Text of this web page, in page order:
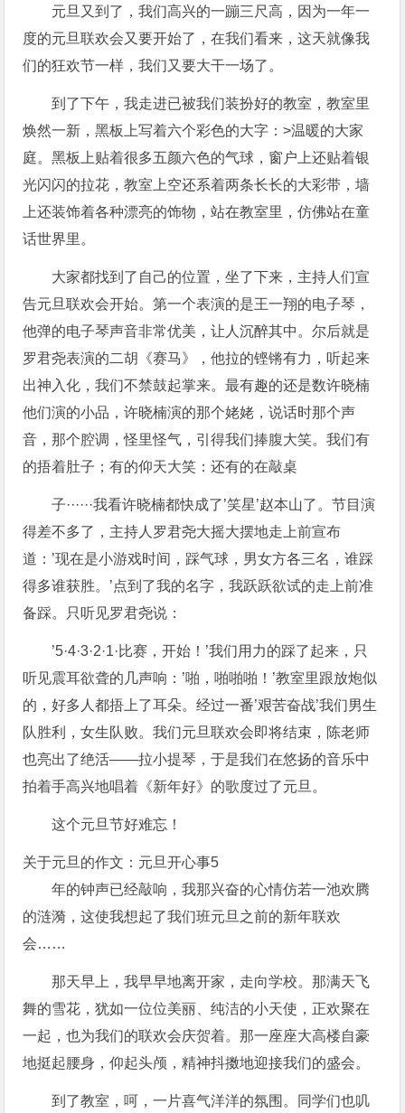
元旦又到了，我们高兴的一蹦三尺高，因为一年一
度的元旦联欢会又要开始了，在我们看来，这天就像我
们的狂欢节一样，我们又要大干一场了。
到了下午，我走进已被我们装扮好的教室，教室里
焕然一新，黑板上写着六个彩色的大字：>温暖的大家
庭。黑板上贴着很多五颜六色的气球，窗户上还贴着银
光闪闪的拉花，教室上空还系着两条长长的大彩带，墙
上还装饰着各种漂亮的饰物，站在教室里，仿佛站在童
话世界里。
大家都找到了自己的位置，坐了下来，主持人们宣
告元旦联欢会开始。第一个表演的是王一翔的电子琴，
他弹的电子琴声音非常优美，让人沉醉其中。尔后就是
罗君尧表演的二胡《赛马》，他拉的铿锵有力，听起来
出神入化，我们不禁鼓起掌来。最有趣的还是数许晓楠
他们演的小品，许晓楠演的那个姥姥，说话时那个声
音，那个腔调，怪里怪气，引得我们捧腹大笑。我们有
的捂着肚子；有的仰天大笑：还有的在敲桌
子······我看许晓楠都快成了’笑星’赵本山了。节目演
得差不多了，主持人罗君尧大摇大摆地走上前宣布
道：’现在是小游戏时间，踩气球，男女方各三名，谁踩
得多谁获胜。’点到了我的名字，我跃跃欲试的走上前准
备踩。只听见罗君尧说：
’5·4·3·2·1·比赛，开始！’我们用力的踩了起来，只
听见震耳欲聋的几声响：’啪，啪啪啪！’教室里跟放炮似
的，好多人都捂上了耳朵。经过一番’艰苦奋战’我们男生
队胜利，女生队败。我们元旦联欢会即将结束，陈老师
也亮出了绝活——拉小提琴，于是我们在悠扬的音乐中
拍着手高兴地唱着《新年好》的歌度过了元旦。
这个元旦节好难忘！
关于元旦的作文：元旦开心事5
年的钟声已经敲响，我那兴奋的心情仿若一池欢腾
的涟漪，这使我想起了我们班元旦之前的新年联欢
会……
那天早上，我早早地离开家，走向学校。那满天飞
舞的雪花，犹如一位位美丽、纯洁的小天使，正欢聚在
一起，也为我们的联欢会庆贺着。那一座座大高楼自豪
地挺起腰身，仰起头颅，精神抖擞地迎接我们的盛会。
到了教室，呵，一片喜气洋洋的氛围。同学们也叽